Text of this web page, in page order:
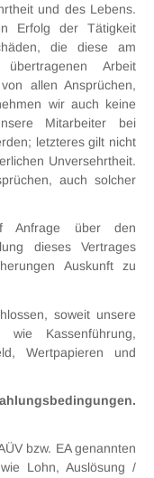
und des Lebens.
Erfolg der Tätigkeit
die diese am
Arbeit
allen Ansprüchen,
wir auch keine
Mitarbeiter bei
letzteres gilt nicht
Unversehrtheit.
auch solcher
Anfrage über den
dieses Vertrages
Auskunft zu
soweit unsere
wie Kassenführung,
Wertpapieren und
bzw. EA genannten
Lohn, Auslösung /